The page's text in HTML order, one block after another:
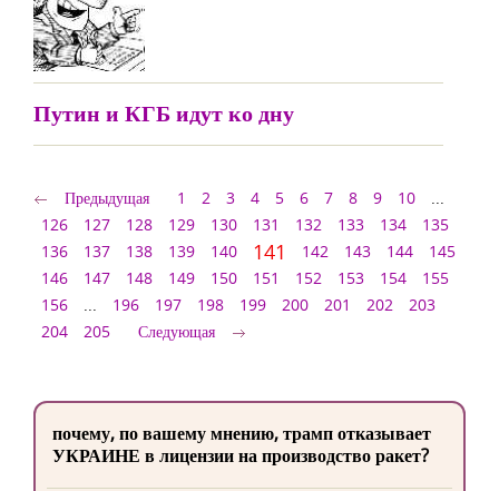
Путин и КГБ идут ко дну
Предыдущая 1 2 3 4 5 6 7 8 9 10
...
126
127 128 129 130 131 132 133 134
135
136
137 138 139 140 141 142 143 144
145
146
147 148 149 150 151 152 153 154
155
156
... 196 197 198 199 200 201 202
203
204
205 Следующая
почему, по вашему мнению, трамп отказывает
УКРАИНЕ в лицензии на производство ракет?